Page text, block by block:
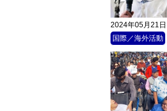
2024年05月21日
国際／海外活動